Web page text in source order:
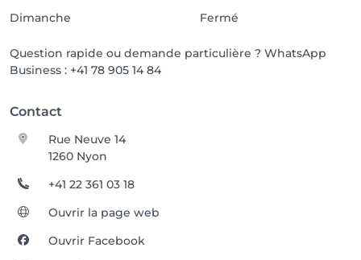
Dimanche
Fermé
Question rapide ou demande particulière ? WhatsApp
Business : +41 78 905 14 84
Contact
Rue Neuve 14
1260 Nyon
+41 22 361 03 18
Ouvrir la page web
Ouvrir Facebook